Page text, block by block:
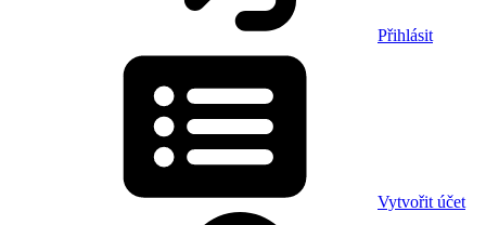
Přihlásit
Vytvořit účet